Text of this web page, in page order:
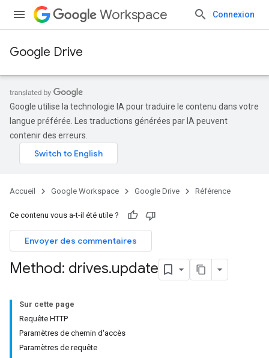
Workspace Connexion
Google Drive
Google utilise la technologie IA pour traduire le contenu dans votre
langue préférée. Les traductions générées par IA peuvent
contenir des erreurs.
Accueil Google Workspace Google Drive Référence
Ce contenu vous a-t-il été utile ?
Envoyer des commentaires
Method: drives.update
Sur cette page
Requête HTTP
Paramètres de chemin d'accès
Paramètres de requête